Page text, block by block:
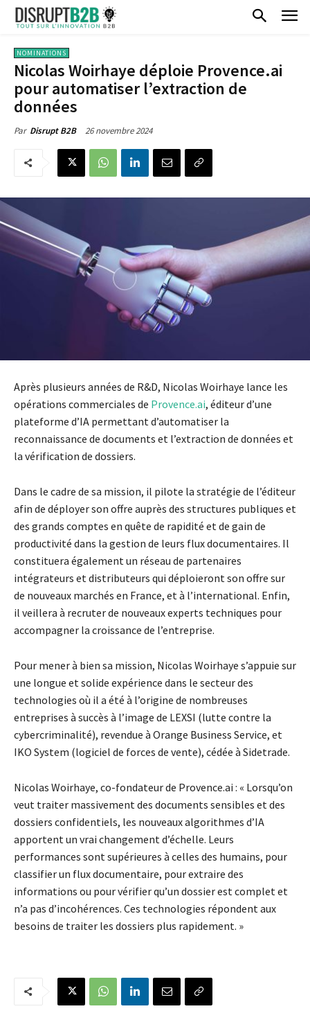
NOMINATIONS
Nicolas Woirhaye déploie Provence.ai
pour automatiser l’extraction de
données
Par Disrupt B2B 26 novembre 2024
Après plusieurs années de R&D, Nicolas Woirhaye lance les
opérations commerciales de Provence.ai, éditeur d’une
plateforme d’IA permettant d’automatiser la
reconnaissance de documents et l’extraction de données et
la vérification de dossiers.
Dans le cadre de sa mission, il pilote la stratégie de l’éditeur
afin de déployer son offre auprès des structures publiques et
des grands comptes en quête de rapidité et de gain de
productivité dans la gestion de leurs flux documentaires. Il
constituera également un réseau de partenaires
intégrateurs et distributeurs qui déploieront son offre sur
de nouveaux marchés en France, et à l’international. Enfin,
il veillera à recruter de nouveaux experts techniques pour
accompagner la croissance de l’entreprise.
Pour mener à bien sa mission, Nicolas Woirhaye s’appuie sur
une longue et solide expérience dans le secteur des
technologies où il a été à l’origine de nombreuses
entreprises à succès à l’image de LEXSI (lutte contre la
cybercriminalité), revendue à Orange Business Service, et
IKO System (logiciel de forces de vente), cédée à Sidetrade.
Nicolas Woirhaye, co-fondateur de Provence.ai : « Lorsqu’on
veut traiter massivement des documents sensibles et des
dossiers confidentiels, les nouveaux algorithmes d’IA
apportent un vrai changement d’échelle. Leurs
performances sont supérieures à celles des humains, pour
classifier un flux documentaire, pour extraire des
informations ou pour vérifier qu’un dossier est complet et
n’a pas d’incohérences. Ces technologies répondent aux
besoins de traiter les dossiers plus rapidement. »